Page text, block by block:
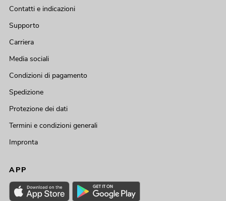
Contatti e indicazioni
Supporto
Carriera
Media sociali
Condizioni di pagamento
Spedizione
Protezione dei dati
Termini e condizioni generali
Impronta
APP